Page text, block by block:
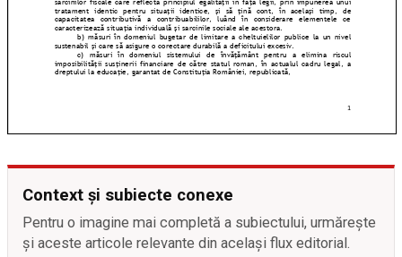
Context și subiecte conexe
Pentru o imagine mai completă a subiectului, urmărește
și aceste articole relevante din același flux editorial.